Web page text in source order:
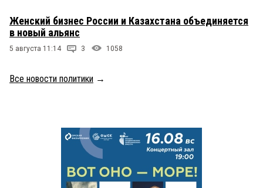
Женский бизнес России и Казахстана объединяется
в новый альянс
5 августа 11:14 3 1058
Все новости политики →